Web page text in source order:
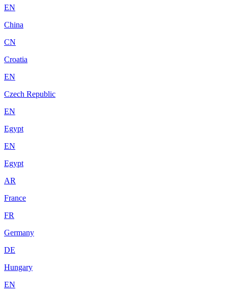
EN
China
CN
Croatia
EN
Czech Republic
EN
Egypt
EN
Egypt
AR
France
FR
Germany
DE
Hungary
EN